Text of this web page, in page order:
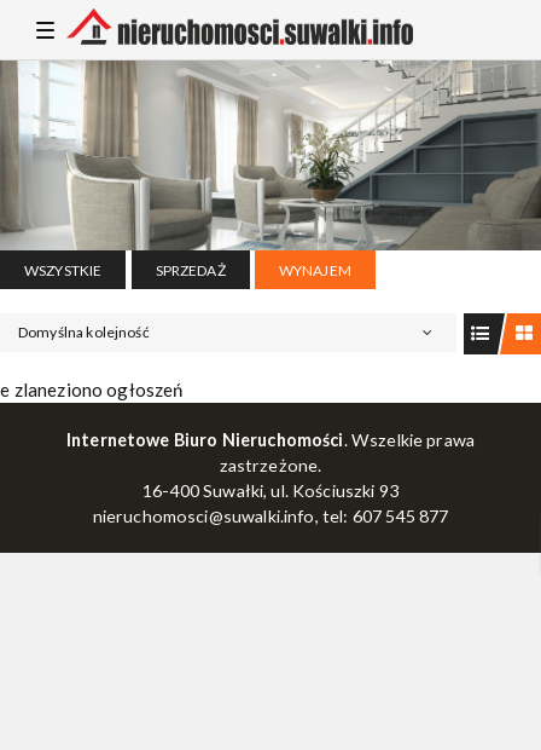
T
g
g
e
n
a
a
t
i
o
WSZYSTKIE SPRZEDAŻ WYNAJEM
Domyślna kolejność
zlaneziono ogłoszeń
Internetowe Biuro Nieruchomości. Wszelkie prawa
zastrzeżone.
16-400 Suwałki, ul. Kościuszki 93
nieruchomosci@suwalki.info, tel: 607 545 877